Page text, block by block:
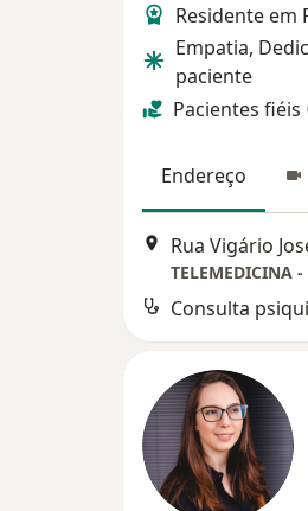
Residente em
Empatia,
paciente
Pacientes fiéis
Endereço
Rua Vigário
TELEMEDICINA
Consulta